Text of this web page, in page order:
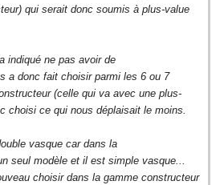
qui serait donc soumis à plus-value
indiqué ne pas avoir de
a donc fait choisir parmi les 6 ou 7
(celle qui va avec une plus-
choisi ce qui nous déplaisait le moins.
vasque car dans la
seul modèle et il est simple vasque...
choisir dans la gamme constructeur